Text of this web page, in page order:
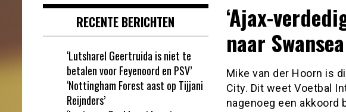
‘Ajax-
naar
Mike van der Hoorn is
City. Dit weet Voetbal
nagenoeg een akkoord
RECENTE BERICHTEN
‘Lutsharel Geertruida is niet te
betalen voor Feyenoord en PSV’
‘Nottingham Forest aast op Tijjani
Reijnders’